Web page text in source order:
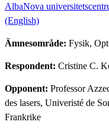
AlbaNova
(English)
Ämnesområde: Fysik,
Respondent: Cristine C.
Opponent: Professor
des lasers, Univeristé de
Frankrike